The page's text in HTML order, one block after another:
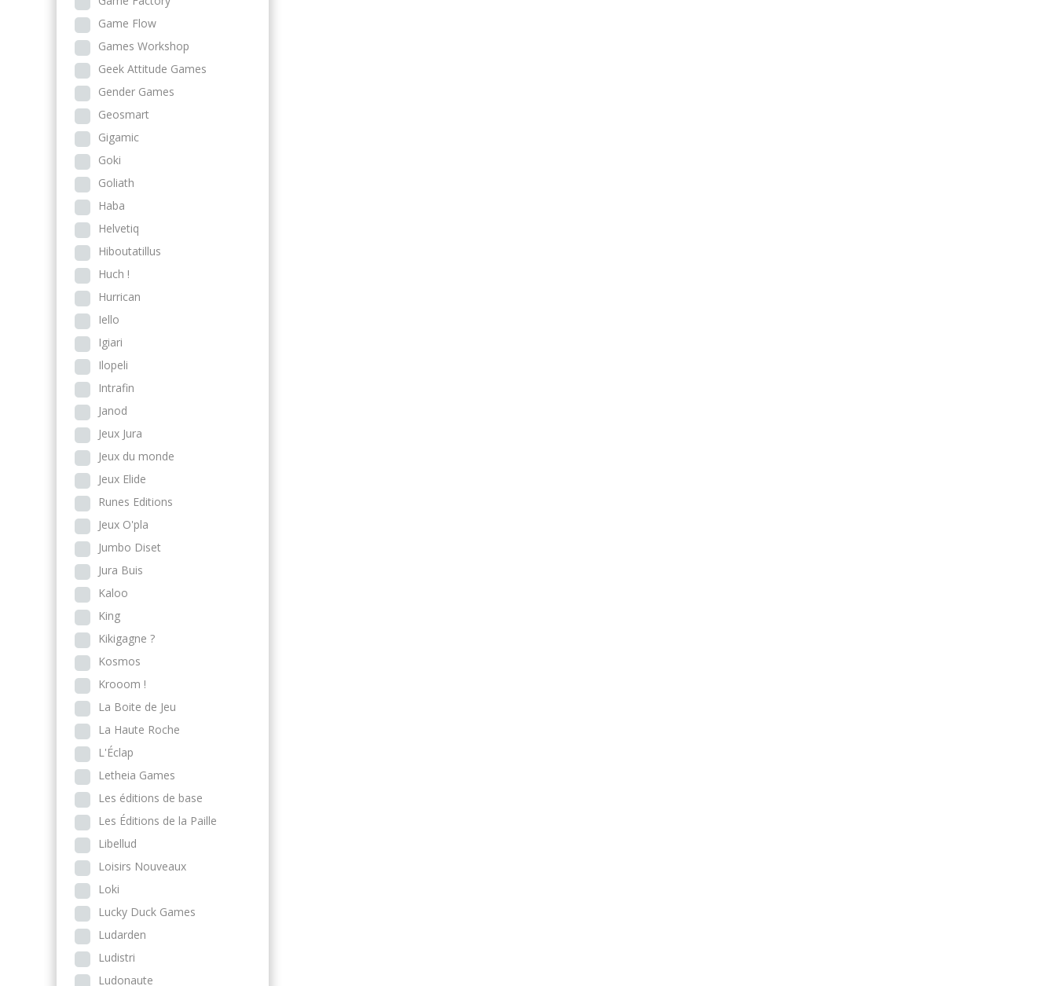
Game Flow
Games Workshop
Geek Attitude Games
Gender Games
Geosmart
Gigamic
Goki
Goliath
Haba
Helvetiq
Hiboutatillus
Huch !
Hurrican
Iello
Igiari
Ilopeli
Intrafin
Janod
Jeux Jura
Jeux du monde
Jeux Elide
Runes Editions
Jeux O'pla
Jumbo Diset
Jura Buis
Kaloo
King
Kikigagne ?
Kosmos
Krooom !
La Boite de Jeu
La Haute Roche
L'Éclap
Letheia Games
Les éditions de base
Les Éditions de la Paille
Libellud
Loisirs Nouveaux
Loki
Lucky Duck Games
Ludarden
Ludistri
Ludonaute